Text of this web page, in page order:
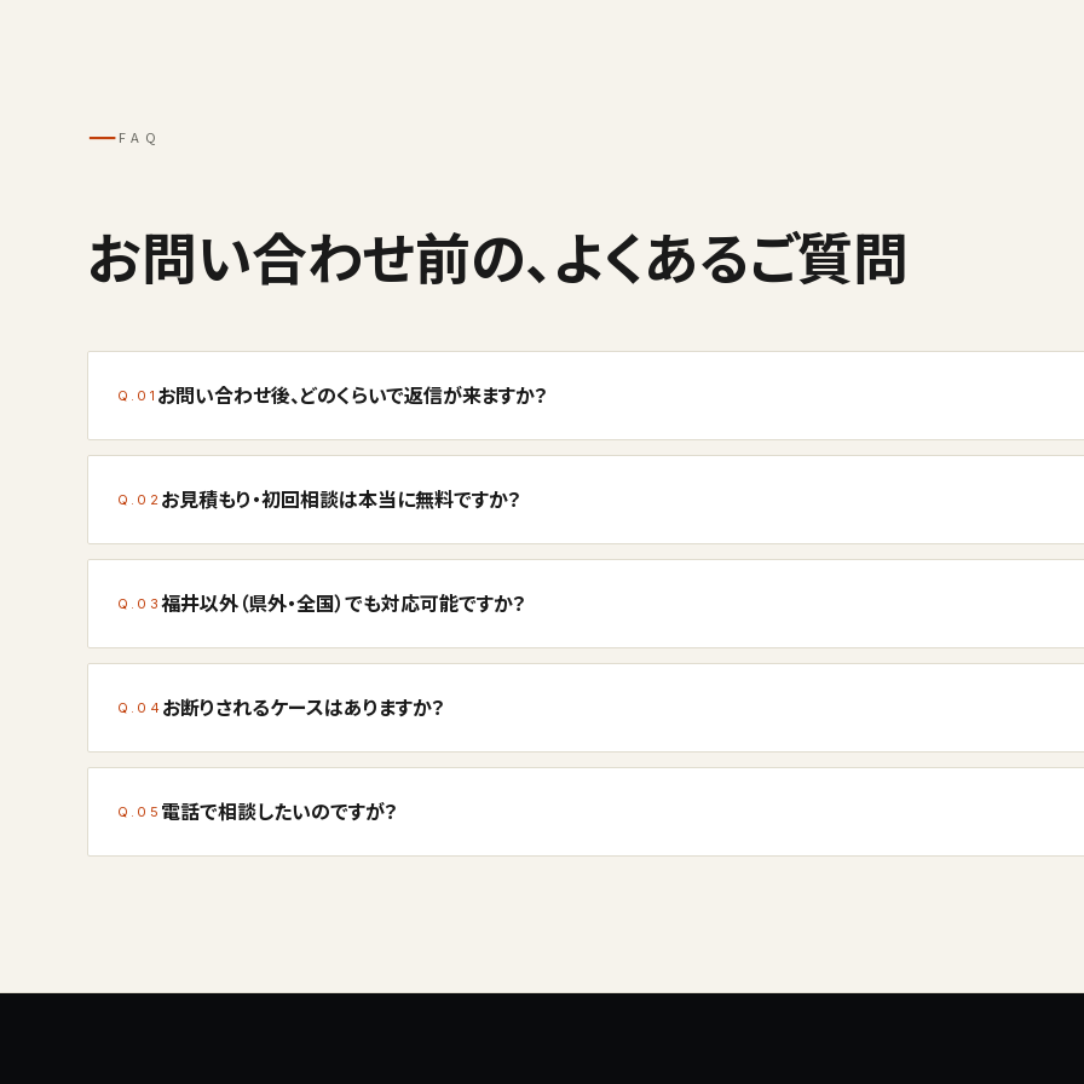
─ FAQ
お問い合わせ前の、よくあるご質問
Q.01 お問い合わせ後、どのくらいで返信が来ますか？
Q.02 お見積もり・初回相談は本当に無料ですか？
Q.03 福井以外（県外・全国）でも対応可能ですか？
Q.04 お断りされるケースはありますか？
Q.05 電話で相談したいのですが？